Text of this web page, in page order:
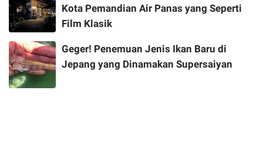
Kota Pemandian Air Panas yang Seperti
Film Klasik
Geger! Penemuan Jenis Ikan Baru di
Jepang yang Dinamakan Supersaiyan